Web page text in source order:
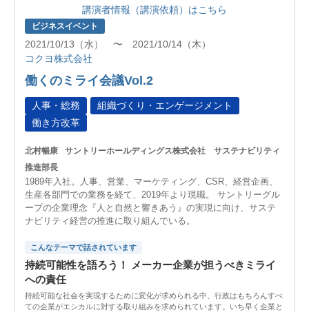
講演者情報（講演依頼）はこちら
ビジネスイベント
2021/10/13（水） 〜 2021/10/14（木）
コクヨ株式会社
働くのミライ会議Vol.2
人事・総務
組織づくり・エンゲージメント
働き方改革
北村暢康
サントリーホールディングス株式会社 サステナビリティ
推進部長
1989年入社。人事、営業、マーケティング、CSR、経営企画、
生産各部門での業務を経て、2019年より現職。 サントリーグル
ープの企業理念『人と自然と響きあう』の実現に向け、サステ
ナビリティ経営の推進に取り組んでいる。
こんなテーマで話されています
持続可能性を語ろう！ メーカー企業が担うべきミライ
への責任
持続可能な社会を実現するために変化が求められる中、行政はもちろんすべ
ての企業がエシカルに対する取り組みを求められています。いち早く企業と